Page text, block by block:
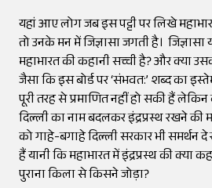
यहां आए लोग जब इस पट्टी पर लिखे
तो उनके मन में जिज्ञासा जगती है।
महाभारत की कहानी सच्ची है? और क्या
जैसा कि इस बोर्ड पर ‘संभवत:’ शब्द का
पूरी तरह से प्रमाणित नहीं हो सकी हैं
दिल्ली का नाम बदलकर इंद्रप्रस्थ रखने की
को गाहे-बगाहे दिल्ली सरकार भी समर्थन
हैं यानी कि महाभारत में इंद्रप्रस्थ की क्या
पुराना किला से किसने जोड़ा?